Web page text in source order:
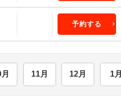
予約する
11月 12月 1